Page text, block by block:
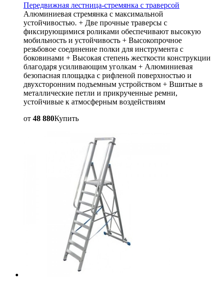
Передвижная лестница-стремянка с траверсой
Алюминиевая стремянка с максимальной
устойчивостью. + Две прочные траверсы с
фиксирующимися роликами обеспечивают высокую
мобильность и устойчивость + Высокопрочное
резьбовое соединение полки для инструмента с
боковинами + Высокая степень жесткости конструкции
благодаря усиливающим уголкам + Алюминиевая
безопасная площадка с рифленой поверхностью и
двухсторонним подъемным устройством + Вшитые в
металлические петли и прикрученные ремни,
устойчивые к атмосферным воздействиям
от 48 880Купить